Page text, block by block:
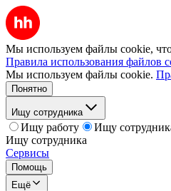
Мы используем файлы cookie,
Правила использования файлов
Мы используем файлы cookie.
Понятно
Ищу сотрудника
Ищу работу
Ищу
Ищу сотрудника
Сервисы
Помощь
Ещё